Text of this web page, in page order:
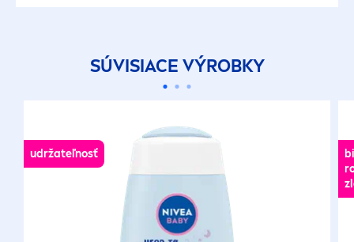
SÚVISIACE VÝROBKY
udržateľnosť